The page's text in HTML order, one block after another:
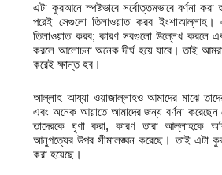
এটা কুরআনে স্পষ্টভাবে সর্বোত্তমভাবে বর্ণনা
পরেই সেগুলো তিলাওয়াত করব
তিলাওয়াত করব; কারণ সবগুলো উল্লেখ করলে
করলে আলোচনা অনেক দীর্ঘ হয়ে যাবে। তাই
করেই ক্ষান্ত হব।
আল্লাহ আয্যা ওয়াজাল্লাহও আমাদের মাঝে
এবং অনেক আয়াতে আমাদের জন্য বর্ণনা করেছেন
তাদেরকে ঘৃণা করা, কারণ তারা আল্লাহকে
আনুগত্যের উপর সীমালঙ্ঘন করেছে। তাই এটা
করা হয়েছে।